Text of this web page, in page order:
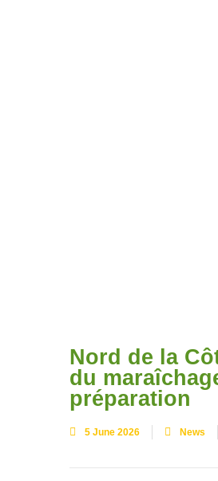
Nord de la
du
préparation
5 June 2026 News